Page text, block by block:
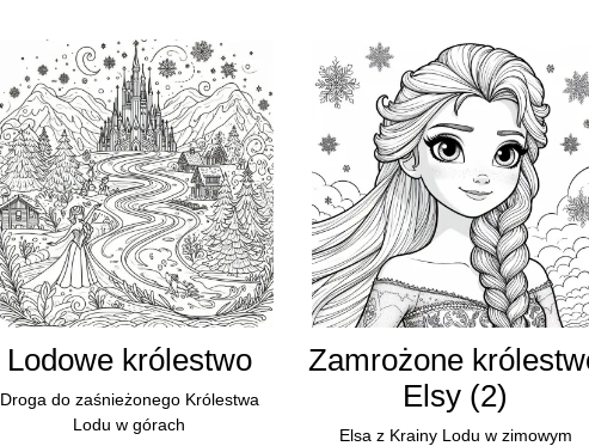
Lodowe królestwo
Droga do zaśnieżonego Królestwa
Lodu w górach
Zamrożone
Elsy (2)
Elsa z Krainy Lodu w zimowym